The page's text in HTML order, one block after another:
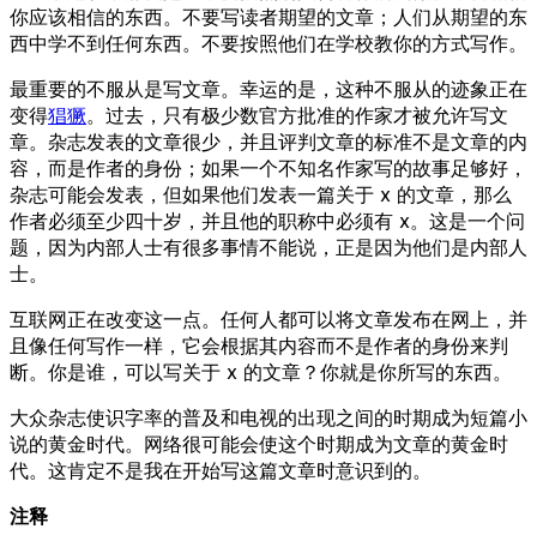
你应该相信的东西。不要写读者期望的文章；人们从期望的东
西中学不到任何东西。不要按照他们在学校教你的方式写作。
最重要的不服从是写文章。幸运的是，这种不服从的迹象正在
变得猖獗。过去，只有极少数官方批准的作家才被允许写文
章。杂志发表的文章很少，并且评判文章的标准不是文章的内
容，而是作者的身份；如果一个不知名作家写的故事足够好，
杂志可能会发表，但如果他们发表一篇关于 x 的文章，那么
作者必须至少四十岁，并且他的职称中必须有 x。这是一个问
题，因为内部人士有很多事情不能说，正是因为他们是内部人
士。
互联网正在改变这一点。任何人都可以将文章发布在网上，并
且像任何写作一样，它会根据其内容而不是作者的身份来判
断。你是谁，可以写关于 x 的文章？你就是你所写的东西。
大众杂志使识字率的普及和电视的出现之间的时期成为短篇小
说的黄金时代。网络很可能会使这个时期成为文章的黄金时
代。这肯定不是我在开始写这篇文章时意识到的。
注释